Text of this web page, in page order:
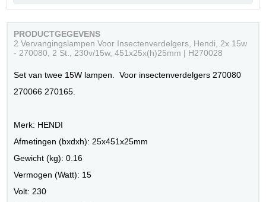
PRODUCTGEGEVENS
2 Vervangingslampen Voor Insectenverdelgers, Hendi, 2x 15w
- 270080, 2 St., 230v/15w, 451x25x(h)25mm | H270028
Set van twee 15W lampen. Voor insectenverdelgers 270080
270066 270165.
Merk: HENDI
Afmetingen (bxdxh): 25x451x25mm
Gewicht (kg): 0.16
Vermogen (Watt): 15
Volt: 230